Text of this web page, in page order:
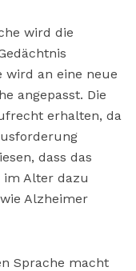
wird die
wird an eine neue
angepasst. Die
erhalten, da
dass das
im Alter dazu
Alzheimer
Sprache macht